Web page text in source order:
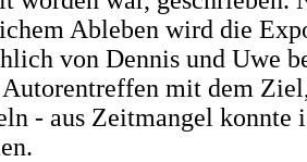
Ableben wird die
von Dennis und Uwe
mit dem
- aus Zeitmangel konnte